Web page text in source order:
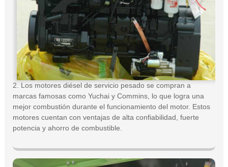
2. Los motores diésel de servicio pesado se compran a
marcas famosas como Yuchai y Commins, lo que logra una
mejor combustión durante el funcionamiento del motor. Estos
motores cuentan con ventajas de alta confiabilidad, fuerte
potencia y ahorro de combustible.